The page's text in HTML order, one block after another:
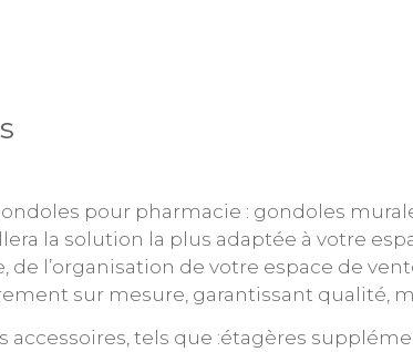
pour pharmacie : gondoles
la solution la plus adaptée à votre
l’organisation de votre espace de
sur mesure, garantissant qualité,
tels que :étagères